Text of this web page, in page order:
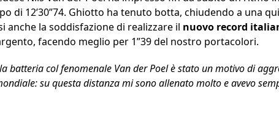
di 12’30”74. Ghiotto ha tenuto botta, chiudendo a una
anche la soddisfazione di realizzare il nuovo record
facendo meglio per 1”39 del nostro portacolori.
batteria col fenomenale Van der Poel è stato un motivo di
su questa distanza mi sono allenato molto e avevo